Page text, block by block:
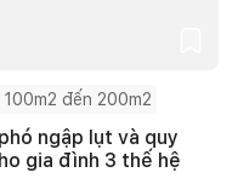
100m2 đến 200m2
ngập lụt và quy
gia đình 3 thế hệ